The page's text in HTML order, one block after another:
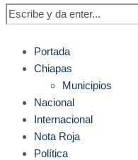
Portada
Chiapas
Municipios
Nacional
Internacional
Nota Roja
Política